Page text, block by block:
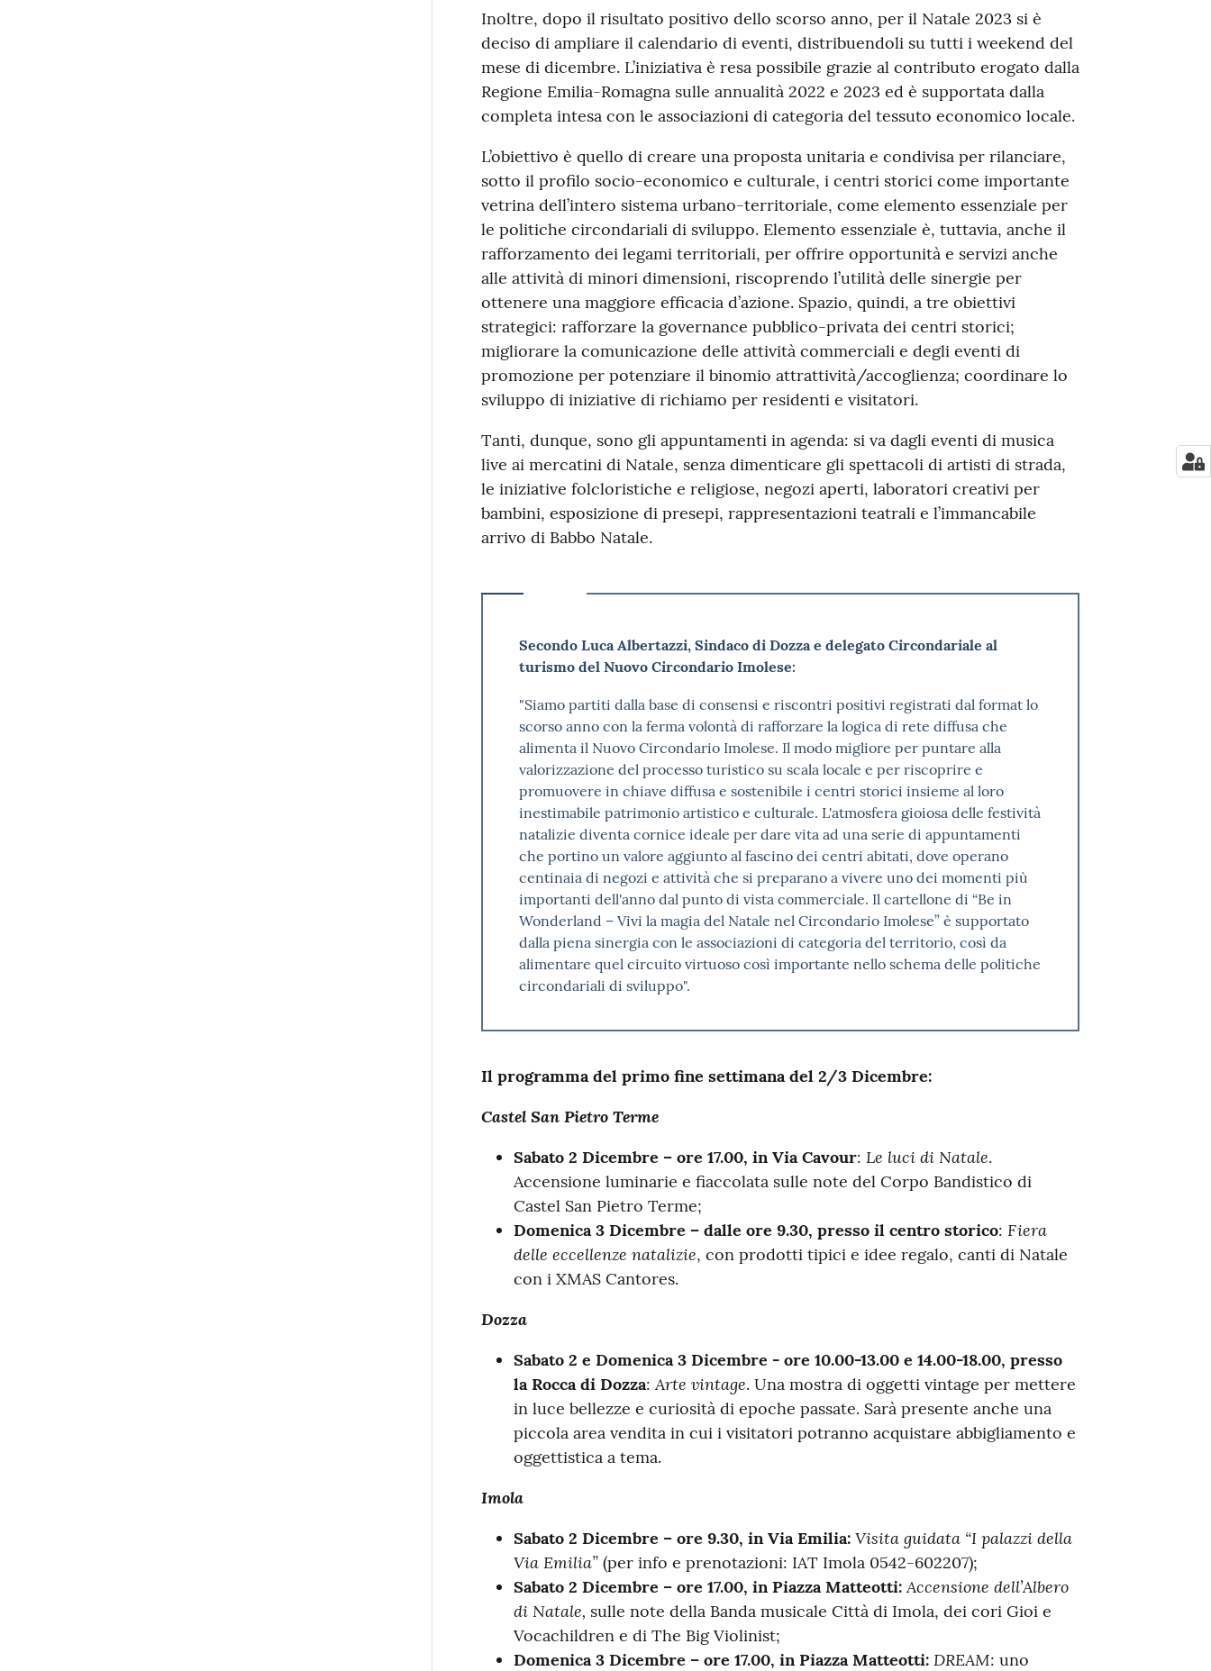
Inoltre, dopo il risultato positivo dello scorso anno, per il Natale 2023 si è
deciso di ampliare il calendario di eventi, distribuendoli su tutti i weekend del
mese di dicembre. L’iniziativa è resa possibile grazie al contributo erogato dalla
Regione Emilia-Romagna sulle annualità 2022 e 2023 ed è supportata dalla
completa intesa con le associazioni di categoria del tessuto economico locale.
L’obiettivo è quello di creare una proposta unitaria e condivisa per rilanciare,
sotto il profilo socio-economico e culturale, i centri storici come importante
vetrina dell’intero sistema urbano-territoriale, come elemento essenziale per
le politiche circondariali di sviluppo. Elemento essenziale è, tuttavia, anche il
rafforzamento dei legami territoriali, per offrire opportunità e servizi anche
alle attività di minori dimensioni, riscoprendo l’utilità delle sinergie per
ottenere una maggiore efficacia d’azione. Spazio, quindi, a tre obiettivi
strategici: rafforzare la governance pubblico-privata dei centri storici;
migliorare la comunicazione delle attività commerciali e degli eventi di
promozione per potenziare il binomio attrattività/accoglienza; coordinare lo
sviluppo di iniziative di richiamo per residenti e visitatori.
Tanti, dunque, sono gli appuntamenti in agenda: si va dagli eventi di musica
live ai mercatini di Natale, senza dimenticare gli spettacoli di artisti di strada,
le iniziative folcloristiche e religiose, negozi aperti, laboratori creativi per
bambini, esposizione di presepi, rappresentazioni teatrali e l’immancabile
arrivo di Babbo Natale.
Secondo Luca Albertazzi, Sindaco di Dozza e delegato Circondariale al
turismo del Nuovo Circondario Imolese:
"Siamo partiti dalla base di consensi e riscontri positivi registrati dal format lo
scorso anno con la ferma volontà di rafforzare la logica di rete diffusa che
alimenta il Nuovo Circondario Imolese. Il modo migliore per puntare alla
valorizzazione del processo turistico su scala locale e per riscoprire e
promuovere in chiave diffusa e sostenibile i centri storici insieme al loro
inestimabile patrimonio artistico e culturale. L'atmosfera gioiosa delle festività
natalizie diventa cornice ideale per dare vita ad una serie di appuntamenti
che portino un valore aggiunto al fascino dei centri abitati, dove operano
centinaia di negozi e attività che si preparano a vivere uno dei momenti più
importanti dell'anno dal punto di vista commerciale. Il cartellone di “Be in
Wonderland – Vivi la magia del Natale nel Circondario Imolese” è supportato
dalla piena sinergia con le associazioni di categoria del territorio, così da
alimentare quel circuito virtuoso così importante nello schema delle politiche
circondariali di sviluppo".
Il programma del primo fine settimana del 2/3 Dicembre:
Castel San Pietro Terme
Sabato 2 Dicembre – ore 17.00, in Via Cavour: Le luci di Natale.
Accensione luminarie e fiaccolata sulle note del Corpo Bandistico di
Castel San Pietro Terme;
Domenica 3 Dicembre – dalle ore 9.30, presso il centro storico: Fiera
delle eccellenze natalizie, con prodotti tipici e idee regalo, canti di Natale
con i XMAS Cantores.
Dozza
Sabato 2 e Domenica 3 Dicembre - ore 10.00-13.00 e 14.00-18.00, presso
la Rocca di Dozza:Arte vintage. Una mostra di oggetti vintage per mettere
in luce bellezze e curiosità di epoche passate. Sarà presente anche una
piccola area vendita in cui i visitatori potranno acquistare abbigliamento e
oggettistica a tema.
Imola
Sabato 2 Dicembre – ore 9.30, in Via Emilia: Visita guidata “I palazzi della
Via Emilia”(per info e prenotazioni: IAT Imola 0542-602207);
Sabato 2 Dicembre – ore 17.00, in Piazza Matteotti: Accensione dell’Albero
di Natale, sulle note della Banda musicale Città di Imola, dei cori Gioi e
Vocachildren e di The Big Violinist;
Domenica 3 Dicembre – ore 17.00, in Piazza Matteotti: DREAM: uno